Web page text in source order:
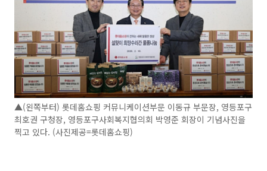
▲(왼쪽부터) 롯데홈쇼핑 커뮤니케이션부문 이동규 부문장, 영등포구
최호권 구청장, 영등포구사회복지협의회 박영준 회장이 기념사진을
찍고 있다. (사진제공=롯데홈쇼핑)